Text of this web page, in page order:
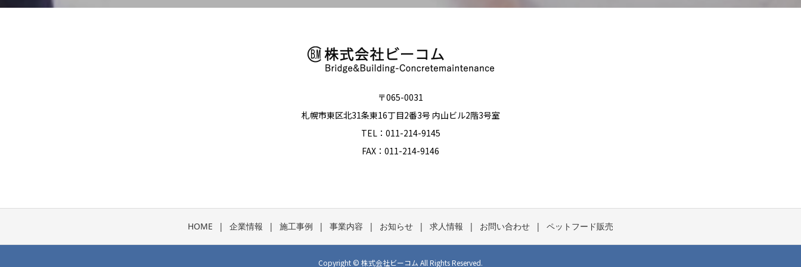
〒065-0031
札幌市東区北31条東16丁目2番3号 内山ビル2階3号室
TEL：011-214-9145
FAX：011-214-9146
HOME 企業情報 施工事例 事業内容 お知らせ 求人情報 お問い合わせ ペットフード販売
Copyright © 株式会社ビーコム All Rights Reserved.